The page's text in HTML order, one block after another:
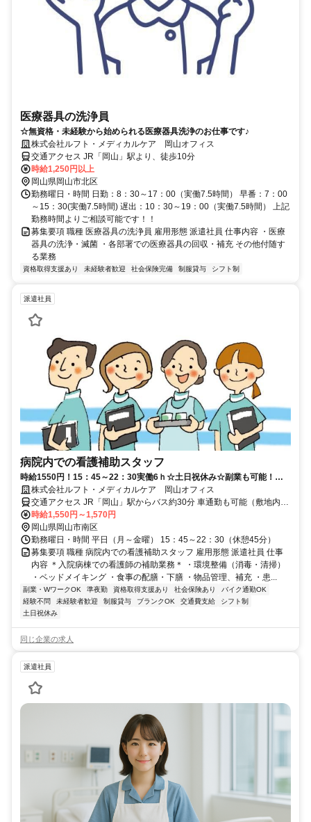
医療器具の洗浄員
☆無資格・未経験から始められる医療器具洗浄のお仕事です♪
株式会社ルフト・メディカルケア 岡山オフィス
交通アクセス JR「岡山」駅より、徒歩10分
時給1,250円以上
岡山県岡山市北区
勤務曜日・時間 日勤：8：30～17：00（実働7.5時間） 早番：7：00
～15：30(実働7.5時間) 遅出：10：30～19：00（実働7.5時間） 上記
勤務時間よりご相談可能です！！
募集要項 職種 医療器具の洗浄員 雇用形態 派遣社員 仕事内容 ・医療
器具の洗浄・滅菌 ・各部署での医療器具の回収・補充 その他付随す
る業務
資格取得支援あり 未経験者歓迎 社会保険完備 制服貸与 シフト制
派遣社員
病院内での看護補助スタッフ
時給1550円！15：45～22：30実働6ｈ☆土日祝休み☆副業も可能！＊
病棟での軽作業スタッフ＊
株式会社ルフト・メディカルケア 岡山オフィス
交通アクセス JR「岡山」駅からバス約30分 車通勤も可能（敷地内に
無料駐車場完備）
時給1,550円～1,570円
岡山県岡山市南区
勤務曜日・時間 平日（月～金曜） 15：45～22：30（休憩45分）
募集要項 職種 病院内での看護補助スタッフ 雇用形態 派遣社員 仕事
内容 ＊入院病棟での看護師の補助業務＊ ・環境整備（消毒・清掃）
・ベッドメイキング ・食事の配膳・下膳 ・物品管理、補充 ・患...
副業・WワークOK 準夜勤 資格取得支援あり 社会保険あり
バイク通勤OK
経験不問
未経験者歓迎 制服貸与 ブランクOK 交通費支給
シフト制
土日祝休み
同じ企業の求人
派遣社員